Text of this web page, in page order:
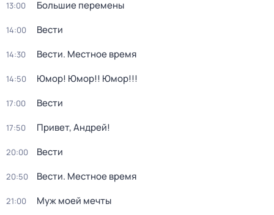
13:00 Большие перемены
14:00 Вести
14:30 Вести. Местное время
14:50 Юмор! Юмор!! Юмор!!!
17:00 Вести
17:50 Привет, Андрей!
20:00 Вести
20:50 Вести. Местное время
21:00 Муж моей мечты